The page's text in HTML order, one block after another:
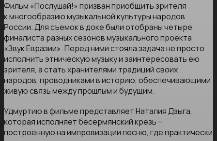
Фильм «Послушай!» призван приобщить зрителя
к многообразию музыкальной культуры народов
России. Для съемок в доке были отобраны четыре
финалиста разных сезонов музыкального проекта
«Звук Евразии». Перед ними стояла задача не просто
исполнить этническую музыку и заинтересовать ею
зрителя, а стать хранителями традиций своих
народов, проводниками в историю, обеспечивающими
живую связь между прошлым и будущим.
Удмуртию в фильме представляет Наталия Дзыга,
которая исполняет бесермянский крезь –
построенную на импровизации песню, где практически